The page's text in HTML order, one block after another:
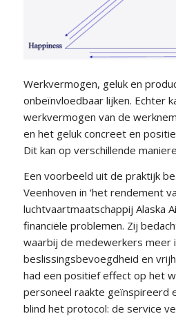
Werkvermogen, geluk en
onbeïnvloedbaar lijken. Echter
werkvermogen van de
en het geluk concreet en
Dit kan op verschillende
Een voorbeeld uit de praktijk
Veenhoven in ‘het rendement
luchtvaartmaatschappij Alaska
financiële problemen. Zij
waarbij de medewerkers meer
beslissingsbevoegdheid en
had een positief effect op het
personeel raakte geïnspireerd
blind het protocol: de service